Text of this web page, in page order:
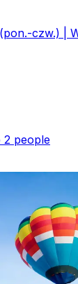
czw.) |
2 people